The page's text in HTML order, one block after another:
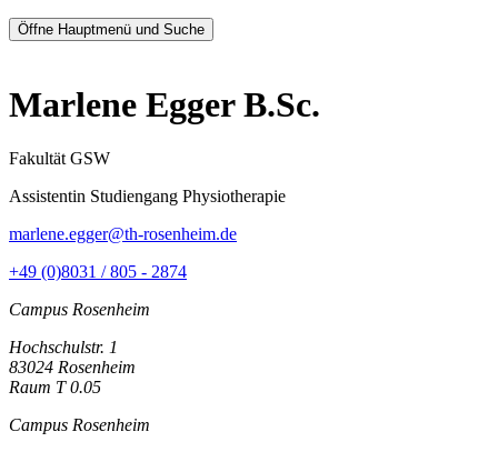
Öffne Hauptmenü und Suche
Marlene Egger B.Sc.
Fakultät GSW
Assistentin Studiengang Physiotherapie
marlene.egger@th-rosenheim.de
+49 (0)8031 / 805 - 2874
Campus Rosenheim
Hochschulstr. 1
83024 Rosenheim
Raum T 0.05
Campus Rosenheim